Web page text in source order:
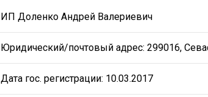
ИП Доленко Андрей Валериевич
Юридический/почтовый адрес: 299016,
Дата гос. регистрации: 10.03.2017